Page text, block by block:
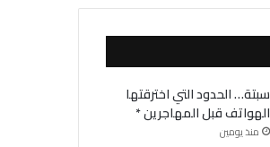
سبتة… الحدود التي اخترقتها
الهواتف قبل المهاجرين *
منذ يومين